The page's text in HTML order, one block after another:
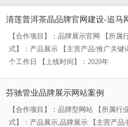
清莲普洱茶晶品牌官网建设-追马
【合作项目】：品牌展示官网 【所属
式】：产品展示 【主营产品/推广关键
个工作日 【上线时间】：2020年
芬驰管业品牌展示网站案例
【合作项目】：品牌型网站 【所属行
式】：产品展示,品牌展示 【主营产品